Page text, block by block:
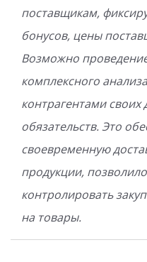
поставщикам,
бонусов, цены
Возможно
комплексного
контрагентами своих
обязательств. Это
своевременную
продукции, позволило
контролировать
на товары.